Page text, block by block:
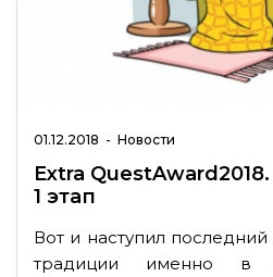
01.12.2018 - Новости
Extra
1 этап
Вот и наступил
традиции именно в